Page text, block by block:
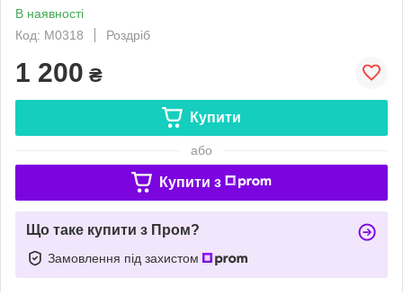
В наявності
Код: M0318
Роздріб
1 200 ₴
Купити
або
Купити з
Що таке купити з Пром?
Замовлення під захистом